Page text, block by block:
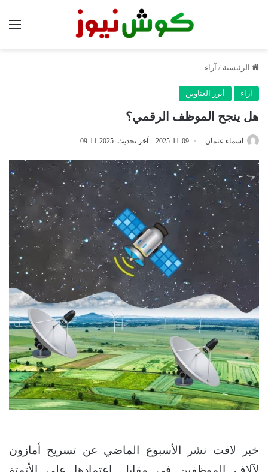
الرئيسية / آراء
آراء أبرز العناوين
هل ينجح الموظف الرقمي؟
اسماء عثمان 2025-11-09 آخر تحديث: 2025-11-09
خبر لافت نشر الأسبوع الماضي عن تسريح ‎أمازون